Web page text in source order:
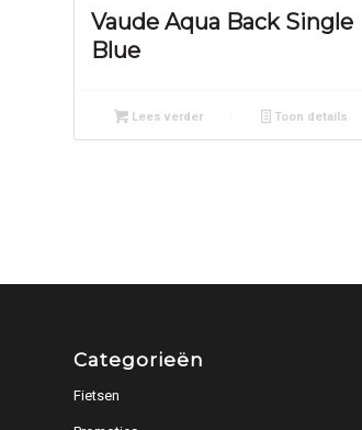
Vaude Aqua Back Single
Blue
Lees verder Toon details
Categorieën
Fietsen